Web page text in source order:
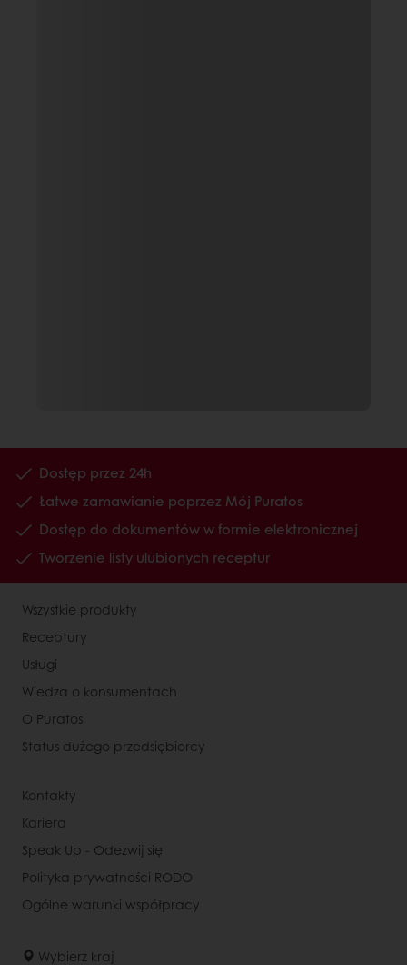
Dostęp przez 24h
Łatwe zamawianie poprzez Mój Puratos
Dostęp do dokumentów w formie elektronicznej
Tworzenie listy ulubionych receptur
Wszystkie produkty
Receptury
Usługi
Wiedza o konsumentach
O Puratos
Status dużego przedsiębiorcy
Kontakty
Kariera
Speak Up - Odezwij się
Polityka prywatności RODO
Ogólne warunki współpracy
Wybierz kraj